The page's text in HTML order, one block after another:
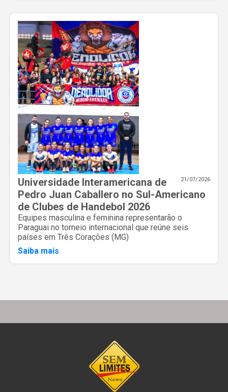
21/07/2026
Universidade Interamericana de
Pedro Juan Caballero no Sul-Americano
de Clubes de Handebol 2026
Equipes masculina e feminina representarão o
Paraguai no torneio internacional que reúne seis
países em Três Corações (MG)
Saiba mais